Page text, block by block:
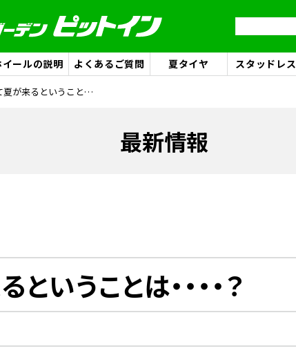
ールの説明 よくあるご質問 夏タイヤ スタッドレス
春が過ぎて夏が来るということは・・・・？
最新情報
いうことは・・・・？